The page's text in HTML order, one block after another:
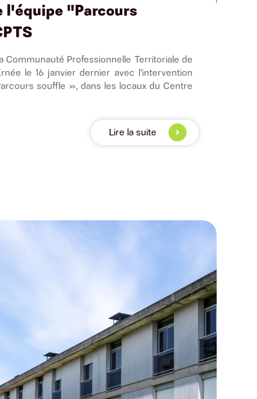
l'équipe "Parcours
Communauté Professionnelle Territoriale de
le 16 janvier dernier avec l’intervention
souffle », dans les locaux du Centre
Lire la suite